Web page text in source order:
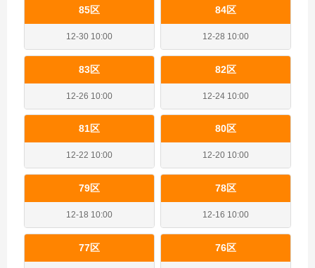
85区
12-30 10:00
84区
12-28 10:00
83区
12-26 10:00
82区
12-24 10:00
81区
12-22 10:00
80区
12-20 10:00
79区
12-18 10:00
78区
12-16 10:00
77区 76区